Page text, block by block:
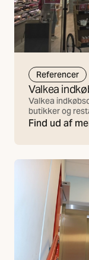
Referencer
Valkea
Valkea
butikker og
Find ud af